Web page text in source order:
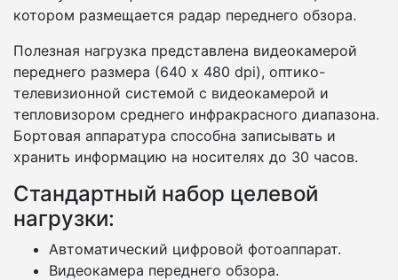
котором размещается радар переднего обзора.
Полезная нагрузка представлена видеокамерой
переднего размера (640 х 480 dpi), оптико-
телевизионной системой с видеокамерой и
тепловизором среднего инфракрасного диапазона.
Бортовая аппаратура способна записывать и
хранить информацию на носителях до 30 часов.
Стандартный набор целевой
нагрузки:
Автоматический цифровой фотоаппарат.
Видеокамера переднего обзора.